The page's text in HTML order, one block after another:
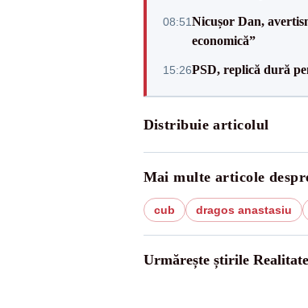
08:51Nicușor Dan,
economică”
15:26PSD, replică dură
Distribuie articolul
Mai multe articole
cub dragos anastasiu
Urmărește știrile